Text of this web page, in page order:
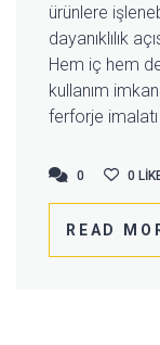
ürünlere
dayanıklılık
Hem iç hem
kullanım
ferforje
READ
0
0 0